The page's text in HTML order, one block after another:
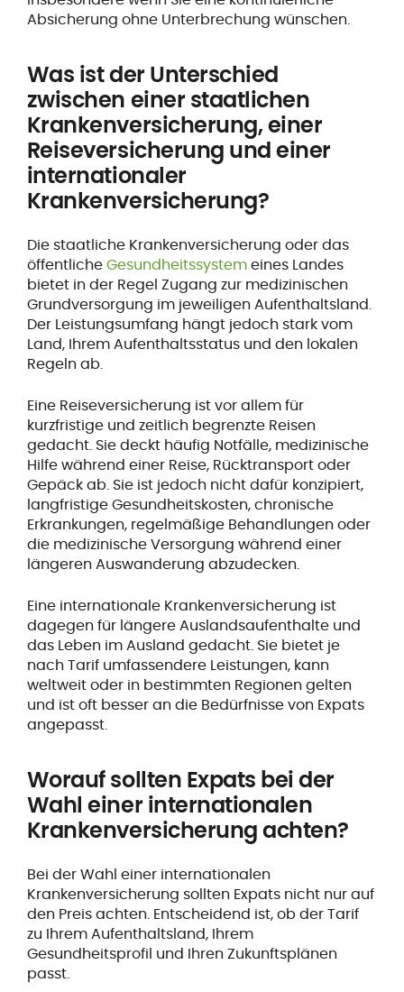
Absicherung ohne Unterbrechung wünschen.
Was ist der Unterschied
zwischen einer staatlichen
Krankenversicherung, einer
Reiseversicherung und einer
internationaler
Krankenversicherung?
Die staatliche Krankenversicherung oder das
öffentlicheGesundheitssystemeines Landes
bietet in der Regel Zugang zur medizinischen
Grundversorgung im jeweiligen Aufenthaltsland.
Der Leistungsumfang hängt jedoch stark vom
Land, Ihrem Aufenthaltsstatus und den lokalen
Regeln ab.
Eine Reiseversicherung ist vor allem für
kurzfristige und zeitlich begrenzte Reisen
gedacht. Sie deckt häufig Notfälle, medizinische
Hilfe während einer Reise, Rücktransport oder
Gepäck ab. Sie ist jedoch nicht dafür konzipiert,
langfristige Gesundheitskosten, chronische
Erkrankungen, regelmäßige Behandlungen oder
die medizinische Versorgung während einer
längeren Auswanderung abzudecken.
Eine internationale Krankenversicherung ist
dagegen für längere Auslandsaufenthalte und
das Leben im Ausland gedacht. Sie bietet je
nach Tarif umfassendere Leistungen, kann
weltweit oder in bestimmten Regionen gelten
und ist oft besser an die Bedürfnisse von Expats
angepasst.
Worauf sollten Expats bei der
Wahl einer internationalen
Krankenversicherung achten?
Bei der Wahl einer internationalen
Krankenversicherung sollten Expats nicht nur auf
den Preis achten. Entscheidend ist, ob der Tarif
zu Ihrem Aufenthaltsland, Ihrem
Gesundheitsprofil und Ihren Zukunftsplänen
passt.